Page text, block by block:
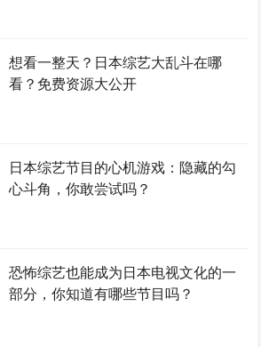
想看一整天？日本综艺大乱斗在哪
看？免费资源大公开
日本综艺节目的心机游戏：隐藏的勾
心斗角，你敢尝试吗？
恐怖综艺也能成为日本电视文化的一
部分，你知道有哪些节目吗？